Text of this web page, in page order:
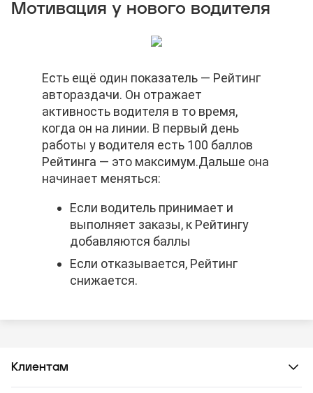
Мотивация у нового водителя
Есть ещё один показатель — Рейтинг
автораздачи. Он отражает
активность водителя в то время,
когда он на линии. В первый день
работы у водителя есть 100 баллов
Рейтинга — это максимум.Дальше она
начинает меняться:
Если водитель принимает и
выполняет заказы, к Рейтингу
добавляются баллы
Если отказывается, Рейтинг
снижается.
Есть ещё один показатель — Рейтинг
автораздачи. Он отражает
активность водителя в то время,
когда он на линии. В первый день
работы у водителя есть 100 баллов
Рейтинга — это максимум.Дальше она
начинает меняться:
Если водитель принимает и
выполняет заказы, к Рейтингу
добавляются баллы
Если отказывается, Рейтинг
снижается.
Есть ещё один показатель — Рейтинг
автораздачи. Он отражает
активность водителя в то время,
когда он на линии. В первый день
работы у водителя есть 100 баллов
Рейтинга — это максимум.Дальше она
начинает меняться:
Если водитель принимает и
выполняет заказы, к Рейтингу
добавляются баллы
Если отказывается, Рейтинг
снижается.
Клиентам